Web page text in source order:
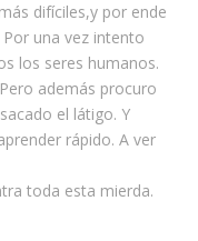
difíciles,y por ende
una vez intento
los seres humanos.
además procuro
el látigo. Y
rápido. A ver
toda esta mierda.